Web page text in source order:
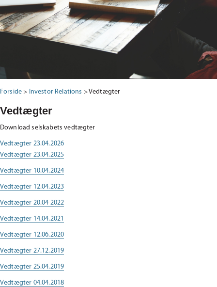
Forside > Investor Relations >Vedtægter
Vedtægter
Download selskabets vedtægter
Vedtægter 23.04.2026
Vedtægter 23.04.2025
Vedtægter 10.04.2024
Vedtægter 12.04.2023
Vedtægter 20.04 2022
Vedtægter 14.04.2021
Vedtægter 12.06.2020
Vedtægter 27.12.2019
Vedtægter 25.04.2019
Vedtægter 04.04.2018